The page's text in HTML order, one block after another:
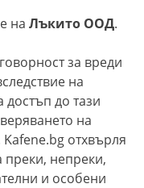
на Лъкито ООД.
за вреди
на
до тази
на
отхвърля
преки, непреки,
и особени